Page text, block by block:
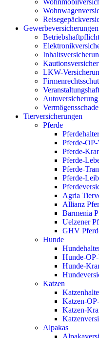
Gewerbeversicherungen
LKW-
Tierversicherungen
Pferde
Pferde-
Pferde-
Pferde-
Pferde-
Pferde-
Agria
Allianz
Barmenia
Uelzener
GHV
Hunde
Hunde-
Hunde-
Katzen
Katzen-
Katzen-
Alpakas